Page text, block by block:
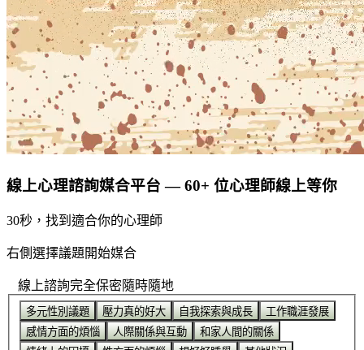
線上心理諮詢媒合平台 — 60+ 位心理師線上等你
30秒，找到適合你的心理師
右側選擇議題開始媒合
線上諮詢完全保密隨時隨地
多元性別議題 壓力真的好大 自我探索與成長
工作職涯發展
感情方面的煩惱
人際關係與互動
和家人間的關係